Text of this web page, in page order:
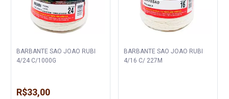
BARBANTE SAO JOAO RUBI
4/24 C/1000G
R$33,00
BARBANTE SAO JOAO RUBI
4/16 C/ 227M